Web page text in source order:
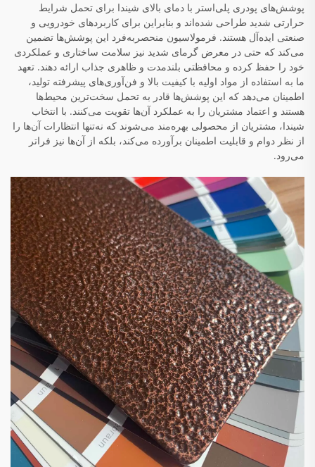
پوشش‌های پودری پلی‌استر با دمای بالای شیندا برای تحمل شرایط
حرارتی شدید طراحی شده‌اند و بنابراین برای کاربردهای خودرویی و
صنعتی ایده‌آل هستند. فرمولاسیون منحصربه‌فرد این پوشش‌ها تضمین
می‌کند که حتی در معرض گرمای شدید نیز سلامت ساختاری و عملکردی
خود را حفظ کرده و محافظتی بلندمدت و ظاهری جذاب ارائه دهند. تعهد
ما به استفاده از مواد اولیه با کیفیت بالا و فن‌آوری‌های پیشرفته تولید،
اطمینان می‌دهد که این پوشش‌ها قادر به تحمل سخت‌ترین محیط‌ها
هستند و اعتماد مشتریان را به عملکرد آن‌ها تقویت می‌کنند. با انتخاب
شیندا، مشتریان از محصولی بهره‌مند می‌شوند که نه‌تنها انتظارات آن‌ها را
از نظر دوام و قابلیت اطمینان برآورده می‌کند، بلکه از آن‌ها نیز فراتر
می‌رود.